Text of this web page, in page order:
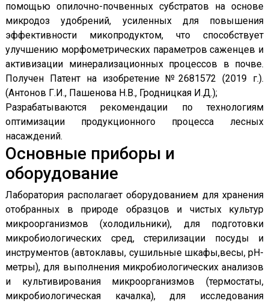
помощью опилочно-почвенных субстратов на основе
микродоз удобрений, усиленных для повышения
эффективности микопродуктом, что способствует
улучшению морфометрических параметров саженцев и
активизации минерализационных процессов в почве.
Получен Патент на изобретение №2681572 (2019 г.).
(Антонов Г.И., Пашенова Н.В., Гродницкая И.Д.);
Разрабатываются рекомендации по технологиям
оптимизации продукционного процесса лесных
насаждений.
Основные приборы и
оборудование
Лаборатория располагает оборудованием для хранения
отобранных в природе образцов и чистых культур
микроорганизмов (холодильники), для подготовки
микробиологических сред, стерилизации посуды и
инструментов (автоклавы, сушильные шкафы,весы, рН-
метры), для выполнения микробиологических анализов
и культивирования микроорганизмов (термостаты,
микробиологическая качалка), для исследования